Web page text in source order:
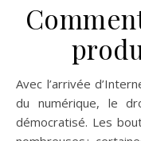
Avec l’arrivée d’Internet et le développement exponentiel
du numérique, le
démocratisé. Les